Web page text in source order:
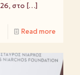
στο […]
Read more